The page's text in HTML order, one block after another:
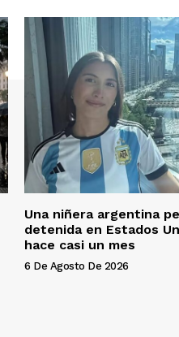
Una niñera argentina
detenida en Estados
hace casi un mes
6 De Agosto De 2026